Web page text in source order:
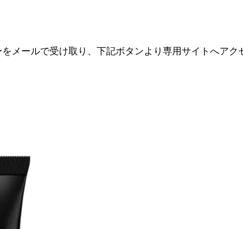
メールで受け取り、下記ボタンより専用サイトへアク